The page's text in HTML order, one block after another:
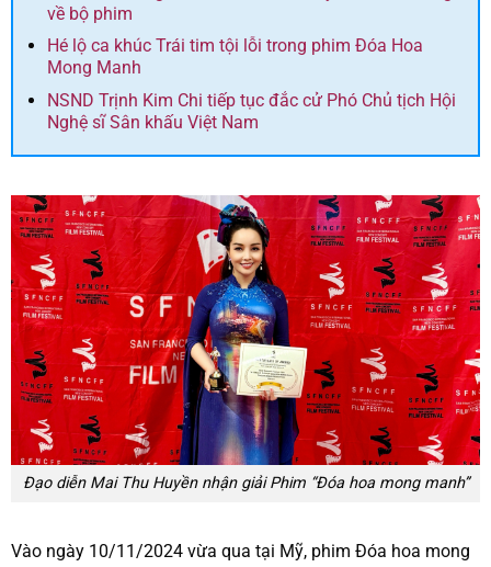
về bộ phim
Hé lộ ca khúc Trái tim tội lỗi trong phim Đóa Hoa
Mong Manh
NSND Trịnh Kim Chi tiếp tục đắc cử Phó Chủ tịch Hội
Nghệ sĩ Sân khấu Việt Nam
Đạo diễn Mai Thu Huyền nhận giải Phim “Đóa hoa mong manh”
Vào ngày 10/11/2024 vừa qua tại Mỹ, phim Đóa hoa mong